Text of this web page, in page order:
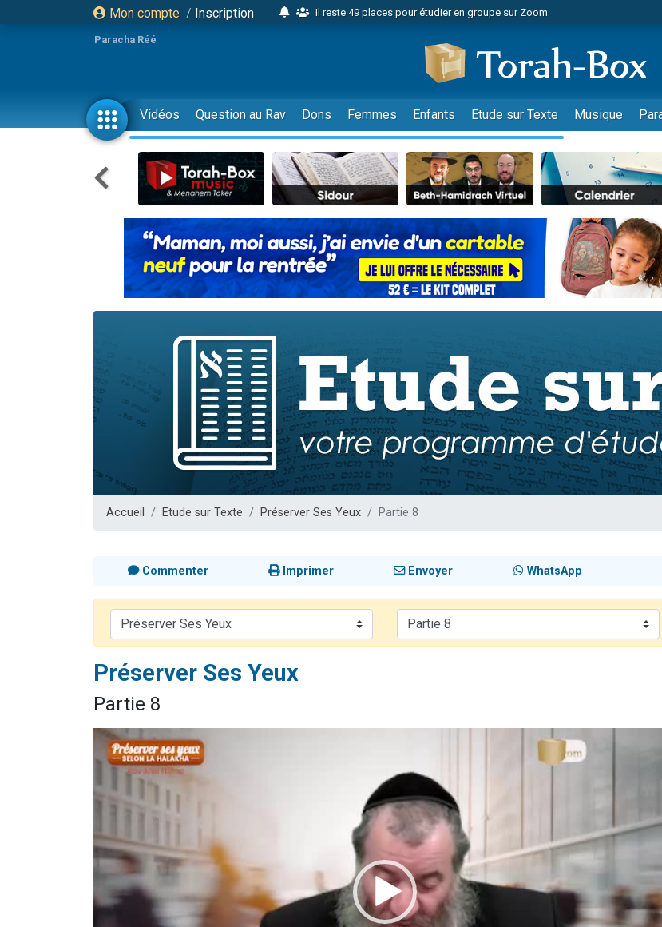
Mon compte / Inscription
Il reste 49 places pour étudier en groupe sur Zoom
2 personnes viennent de nous rejoindre sur WhatsApp
6 personnes viennent de nous rejoindre sur WhatsApp
4 personnes viennent de faire un don pour Reloger Rivka, 6 enfants,
2 personnes viennent de faire un don pour 1 Journée de Vacances Pour les
17 personnes viennent de demander une bénédiction
4 personnes viennent de nous rejoindre sur WhatsApp
Il reste 49 places pour étudier en groupe sur Zoom
Eva vient de donner son Maasser
4 personnes viennent de nous rejoindre sur WhatsApp
3 personnes viennent de nous rejoindre sur WhatsApp
Odaya vient de donner son Maasser
13 personnes viennent de demander une bénédiction
30 personnes viennent de faire un don pour Sauvez la jambe de Yohan
Il reste 49 places pour étudier en groupe sur Zoom
12 nouvelles musiques dans Torah-Box Music
29 personnes viennent de demander une bénédiction
Paracha Réé
Vidéos Question au Rav Dons Femmes Enfants Etude sur Texte Musique
Accueil Etude sur Texte Préserver Ses Yeux Partie 8
Commenter Imprimer Envoyer WhatsApp
Préserver Ses Yeux
Partie 8